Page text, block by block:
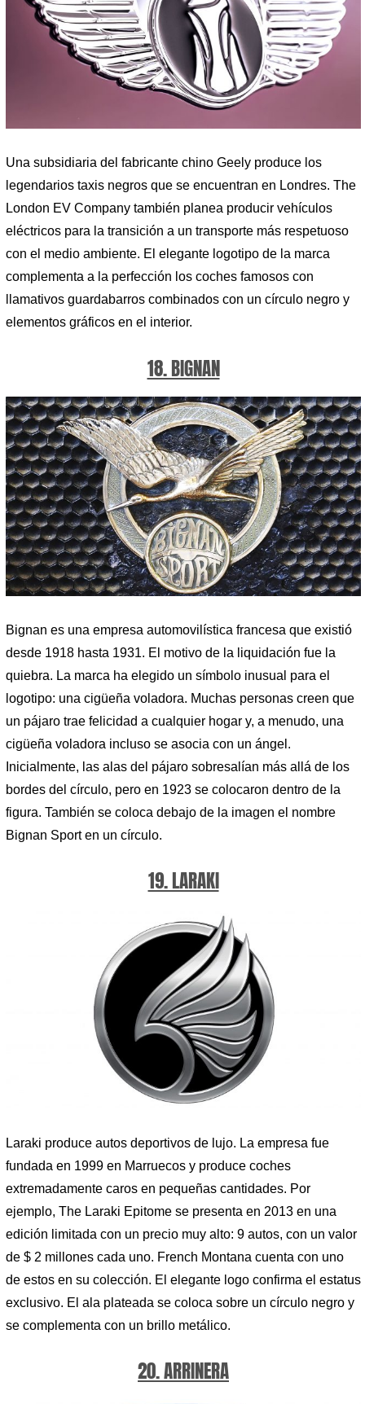
Una subsidiaria del fabricante chino Geely produce los
legendarios taxis negros que se encuentran en Londres. The
London EV Company también planea producir vehículos
eléctricos para la transición a un transporte más respetuoso
con el medio ambiente. El elegante logotipo de la marca
complementa a la perfección los coches famosos con
llamativos guardabarros combinados con un círculo negro y
elementos gráficos en el interior.
18. BIGNAN
Bignan es una empresa automovilística francesa que existió
desde 1918 hasta 1931. El motivo de la liquidación fue la
quiebra. La marca ha elegido un símbolo inusual para el
logotipo: una cigüeña voladora. Muchas personas creen que
un pájaro trae felicidad a cualquier hogar y, a menudo, una
cigüeña voladora incluso se asocia con un ángel.
Inicialmente, las alas del pájaro sobresalían más allá de los
bordes del círculo, pero en 1923 se colocaron dentro de la
figura. También se coloca debajo de la imagen el nombre
Bignan Sport en un círculo.
19. LARAKI
Laraki produce autos deportivos de lujo. La empresa fue
fundada en 1999 en Marruecos y produce coches
extremadamente caros en pequeñas cantidades. Por
ejemplo, The Laraki Epitome se presenta en 2013 en una
edición limitada con un precio muy alto: 9 autos, con un valor
de $ 2 millones cada uno. French Montana cuenta con uno
de estos en su colección. El elegante logo confirma el estatus
exclusivo. El ala plateada se coloca sobre un círculo negro y
se complementa con un brillo metálico.
20. ARRINERA